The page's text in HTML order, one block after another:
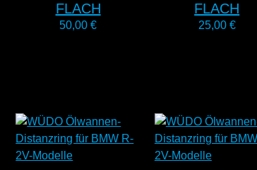
FLACH
50,00€
FLACH
25,00 €